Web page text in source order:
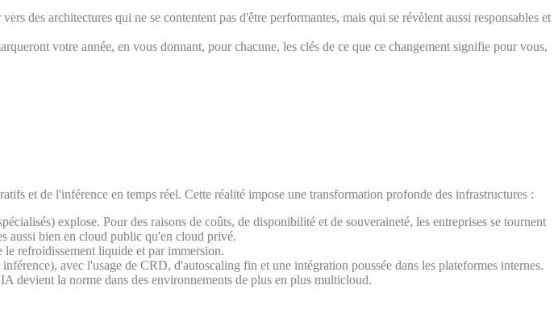
des architectures qui ne se contentent pas d'être performantes, mais qui se révèlent aussi responsables et
votre année, en vous donnant, pour chacune, les clés de ce que ce changement signifie pour vous,
et de l'inférence en temps réel. Cette réalité impose une transformation profonde des infrastructures :
explose. Pour des raisons de coûts, de disponibilité et de souveraineté, les entreprises se tournent
aussi bien en cloud public qu'en cloud privé.
refroidissement liquide et par immersion.
avec l'usage de CRD, d'autoscaling fin et une intégration poussée dans les plateformes internes.
devient la norme dans des environnements de plus en plus multicloud.